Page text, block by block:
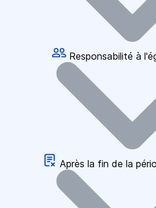
Responsabilité à
Après la fin de la